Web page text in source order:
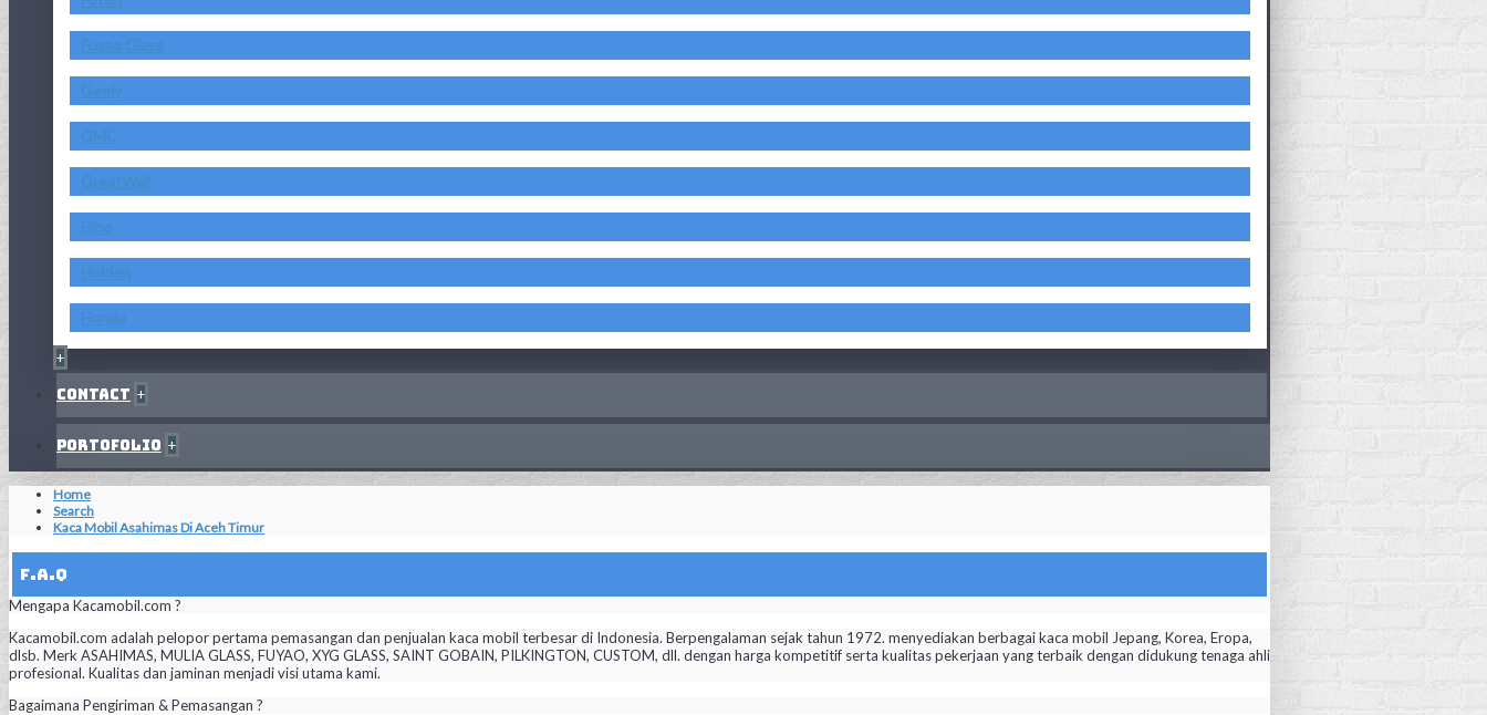
Fuyao Glass
Geely
GMC
GreatWall
Hino
Holden
Honda
+
Contact +
Portofolio +
Home
Search
Kaca Mobil Asahimas Di Aceh Timur
F.A.Q
Mengapa Kacamobil.com ?
Kacamobil.com adalah pelopor pertama pemasangan dan penjualan kaca mobil terbesar di Indonesia. Berpengalaman sejak tahun 1972. menyediakan berbagai kaca mobil Jepang, Korea, Eropa,
dlsb. Merk ASAHIMAS, MULIA GLASS, FUYAO, XYG GLASS, SAINT GOBAIN, PILKINGTON, CUSTOM, dll. dengan harga kompetitif serta kualitas pekerjaan yang terbaik dengan didukung tenaga ahli
profesional. Kualitas dan jaminan menjadi visi utama kami.
Bagaimana Pengiriman & Pemasangan ?